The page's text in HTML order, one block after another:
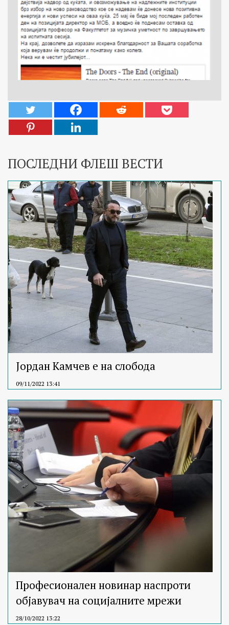
ПОСЛЕДНИ ФЛЕШ ВЕСТИ
Јордан Камчев е на слобода
09/11/2022 13:41
Професионален новинар наспроти
објавувач на социјалните мрежи
28/10/2022 13:22